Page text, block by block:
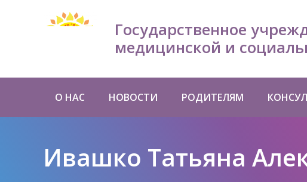
Государственное
медицинской и
О НАС НОВОСТИ РОДИТЕЛЯМ
Ивашко Татьяна